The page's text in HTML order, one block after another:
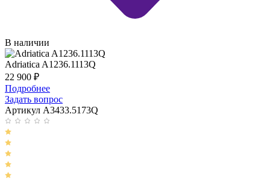
В наличии
Adriatica A1236.1113Q
22 900 ₽
Подробнее
Задать вопрос
Артикул A3433.5173Q